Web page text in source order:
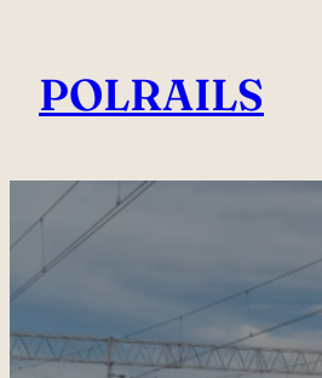
treściPOLRAILS